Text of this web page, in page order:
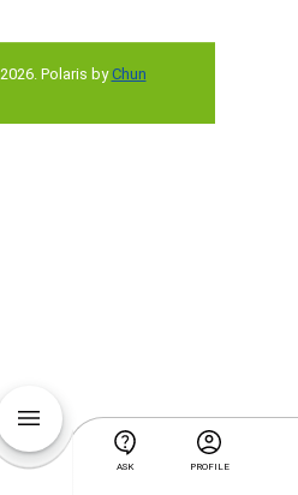
ASK PROFILE
. Polaris by Chun